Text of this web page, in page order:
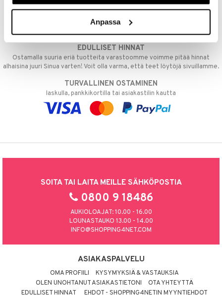
Anpassa
NOPEAT TOIMITUKSET
Ennen kello 13.00 tehdyt tilaukset lähetetään normaalisti samana
EDULLISET HINNAT
Ostamalla suuria eriä tuotteita varastoomme voimme pitää hinnat
alhaisina juuri Sinua varten! Voit olla varma, että teet löytöjä sivuillamme.
TURVALLINEN OSTAMINEN
laskulla, pankkikortilla tai asiakastilin kautta
SOITA TAI LAITA MEILLE SÄHKÖPOSTIA
0800 9 18486
AUKIOLOAJAT: 10.00 - 16.00
LOUNASTAUKO 13.00 - 14.00
INFO@SHOPPING4NET.COM
ASIAKASPALVELU
OMA PROFIILI
KYSYMYKSIÄ & VASTAUKSIA
OLEN UNOHTANUT ASIAKASTIETONI
OTA YHTEYTTÄ
EDULLISET HINNAT
EHDOT - SHOPPING4NETIN MYYNTIEHDOT